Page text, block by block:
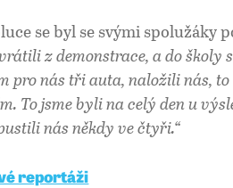
se byl se svými spolužáky
z demonstrace, a do
pro nás tři auta, naložili nás,
To jsme byli na celý den u
nás někdy ve čtyři.“
reportáži